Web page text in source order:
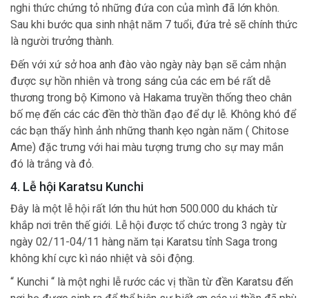
nghi thức chứng tỏ những đứa con của mình đã lớn khôn.
Sau khi bước qua sinh nhật năm 7 tuổi, đứa trẻ sẽ chính thức
là người trưởng thành.
Đến với xứ sở hoa anh đào vào ngày này bạn sẽ cảm nhận
được sự hồn nhiên và trong sáng của các em bé rất dễ
thương trong bộ Kimono và Hakama truyền thống theo chân
bố mẹ đến các các đền thờ thần đạo để dự lễ. Không khó để
các bạn thấy hình ảnh những thanh kẹo ngàn năm ( Chitose
Ame) đặc trưng với hai màu tượng trưng cho sự may mắn
đó là trắng và đỏ.
4. Lễ hội Karatsu Kunchi
Đây là một lễ hội rất lớn thu hút hơn 500.000 du khách từ
khắp nơi trên thế giới. Lễ hội được tổ chức trong 3 ngày từ
ngày 02/11-04/11 hàng năm tại Karatsu tỉnh Saga trong
không khí cực kì náo nhiệt và sôi động.
“ Kunchi “ là một nghi lễ rước các vị thần từ đền Karatsu đến